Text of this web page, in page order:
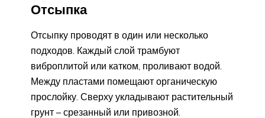
Отсыпка
Отсыпку проводят в один или несколько
подходов. Каждый слой трамбуют
виброплитой или катком, проливают водой.
Между пластами помещают органическую
прослойку. Сверху укладывают растительный
грунт – срезанный или привозной.